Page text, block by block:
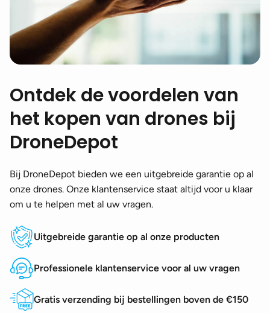
Ontdek de voordelen van
het kopen van drones bij
DroneDepot
Bij DroneDepot bieden we een uitgebreide garantie op al
onze drones. Onze klantenservice staat altijd voor u klaar
om u te helpen met al uw vragen.
Uitgebreide garantie op al onze producten
Professionele klantenservice voor al uw vragen
Gratis verzending bij bestellingen boven de €150